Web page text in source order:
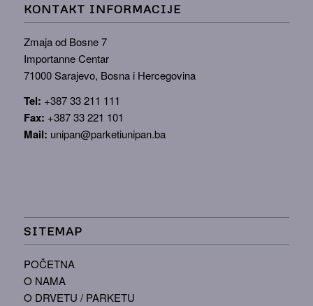
KONTAKT INFORMACIJE
Zmaja od Bosne 7
Importanne Centar
71000 Sarajevo, Bosna i Hercegovina
Tel: +387 33 211 111
Fax: +387 33 221 101
Mail: unipan@parketiunipan.ba
SITEMAP
POČETNA
O NAMA
O DRVETU / PARKETU